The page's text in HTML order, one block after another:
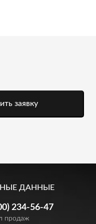
заявку
ДАННЫЕ
234-56-47
продаж